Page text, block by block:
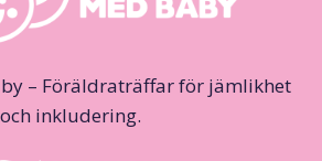
– Föräldraträffar för jämlikhet
och inkludering.